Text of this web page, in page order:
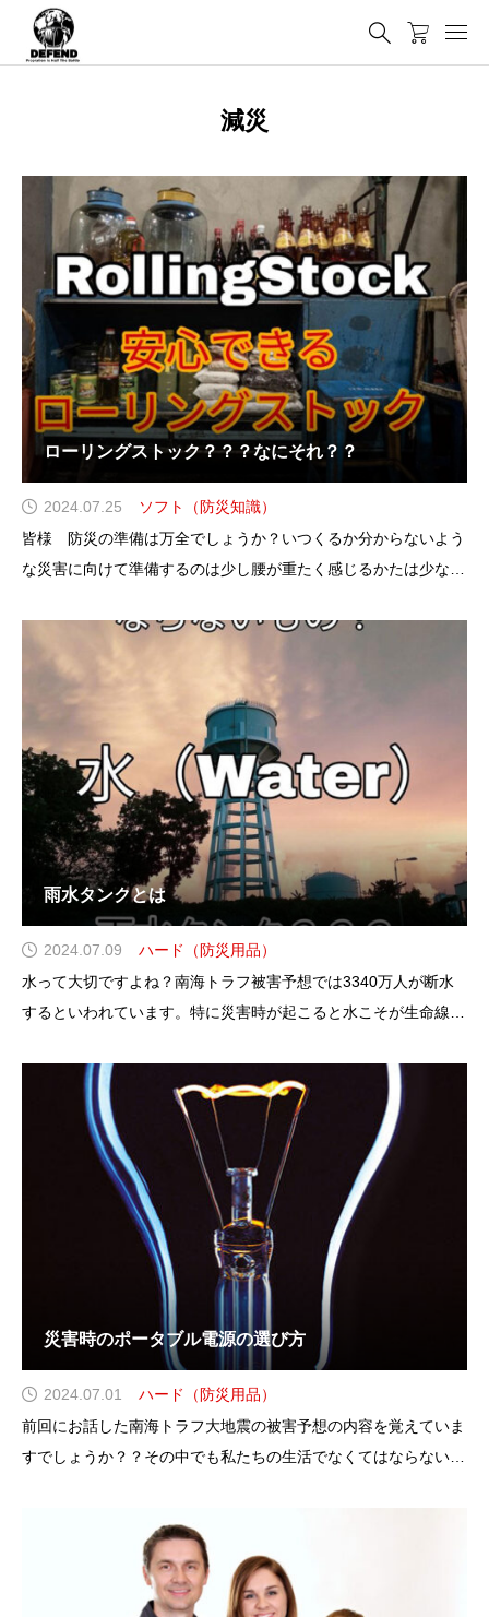
減災
ローリングストック？？？なにそれ？？
2024.07.25
ソフト（防災知識）
皆様 防災の準備は万全でしょうか？いつくるか分からないよう
な災害に向けて準備するのは少し腰が重たく感じるかたは少なく
鳥ではないですか？ 今回ご紹介するローリングストックは普
雨水タンクとは
2024.07.09
ハード（防災用品）
水って大切ですよね？南海トラフ被害予想では3340万人が断水
するといわれています。特に災害時が起こると水こそが生命線に
したことがないですか？72時間は人が水分をとらずに生きれるリ
ミットの時間の事なんです。だからこそ、
災害時のポータブル電源の選び方
2024.07.01
ハード（防災用品）
前回にお話した南海トラフ大地震の被害予想の内容を覚えていま
すでしょうか？？その中でも私たちの生活でなくてはならないも
四国 近畿 東海地方で約９割が停電すると言われてい